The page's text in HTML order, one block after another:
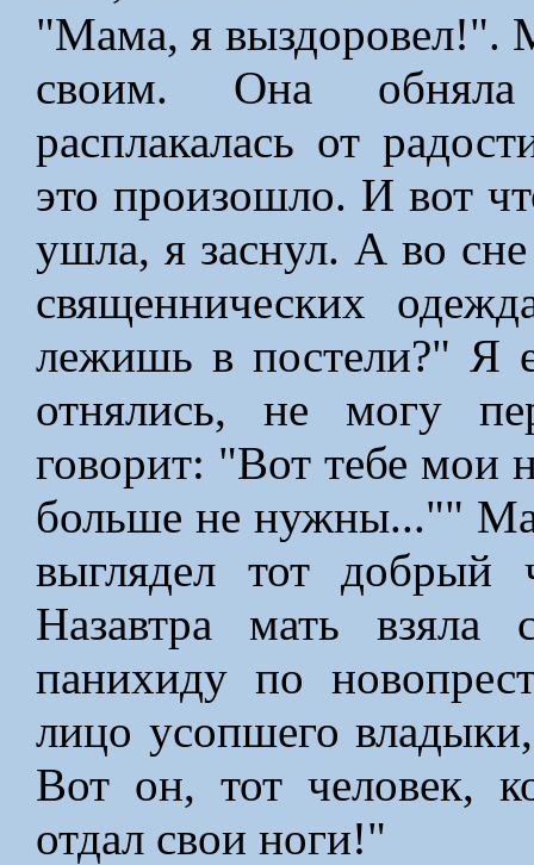
"Мама, я выздоровел!".
своим. Она обняла
расплакалась от
это произошло. И вот
ушла, я заснул. А во
священнических
лежишь в постели?" Я
отнялись, не могу
говорит: "Вот тебе мои
больше не нужны...""
выглядел тот добрый
Назавтра мать
панихиду по
лицо усопшего
Вот он, тот человек,
отдал свои ноги!"